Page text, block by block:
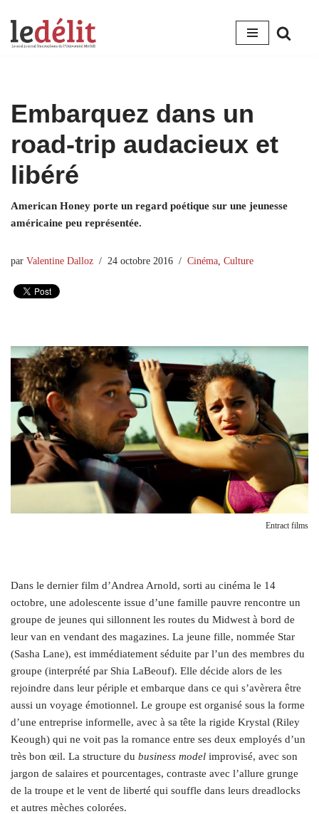
Aller
Embarquez dans un
road-trip audacieux et
libéré
American Honey porte un regard poétique sur une jeunesse
américaine peu représentée.
par Valentine Dalloz 24 octobre 2016 Cinéma Culture
Entract films
Dans le dernier film d’Andrea Arnold, sorti au cinéma le 14
octobre, une adolescente issue d’une famille pauvre rencontre un
groupe de jeunes qui sillonnent les routes du Midwest à bord de
leur van en vendant des magazines. La jeune fille, nommée Star
(Sasha Lane), est immédiatement séduite par l’un des membres du
groupe (interprété par Shia LaBeouf). Elle décide alors de les
rejoindre dans leur périple et embarque dans ce qui s’avèrera être
aussi un voyage émotionnel. Le groupe est organisé sous la forme
d’une entreprise informelle, avec à sa tête la rigide Krystal (Riley
Keough) qui ne voit pas la romance entre ses deux employés d’un
très bon œil. La structure du business model improvisé, avec son
jargon de salaires et pourcentages, contraste avec l’allure grunge
de la troupe et le vent de liberté qui souffle dans leurs dreadlocks
et autres mèches colorées.